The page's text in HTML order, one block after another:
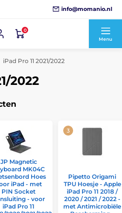
info@momanio.nl
0
Menu
iPad Pro 11 2021/2022
2022
JP Magnetic
MK04C
Hoes
iPad - met
PIN Socket
- voor
iPad Pro 11
Pipetto Origami
TPU Hoesje - Apple
iPad Pro 11 2018 /
2020 / 2021 / 2022 -
met Antimicrobiële